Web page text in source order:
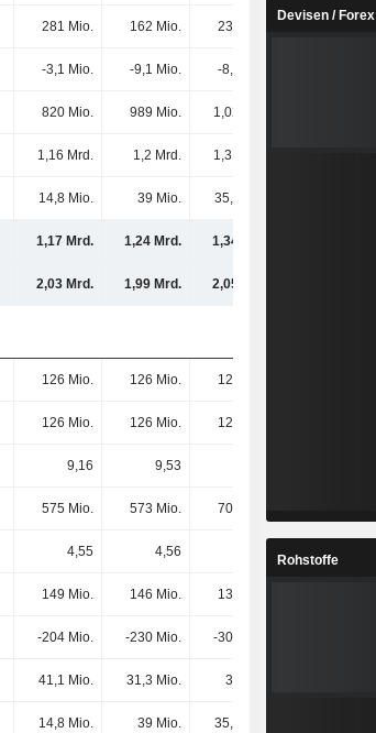
281 Mio. 162 Mio. 234 Mio.
-3,1 Mio. -9,1 Mio. -8,3 Mio.
820 Mio. 989 Mio. 1,02 Mrd.
1,16 Mrd. 1,2 Mrd. 1,31 Mrd.
14,8 Mio. 39 Mio. 35,7 Mio.
1,17 Mrd. 1,24 Mrd. 1,34 Mrd.
2,03 Mrd. 1,99 Mrd. 2,05 Mrd.
126 Mio. 126 Mio. 126 Mio.
126 Mio. 126 Mio. 126 Mio.
9,16 9,53
575 Mio. 573 Mio. 701 Mio.
4,55 4,56 5,49
149 Mio. 146 Mio. 139 Mio.
-204 Mio. -230 Mio. -306 Mio.
41,1 Mio. 31,3 Mio. 30 Mio.
14,8 Mio. 39 Mio. 35,7 Mio.
Devisen / Forex
Rohstoffe